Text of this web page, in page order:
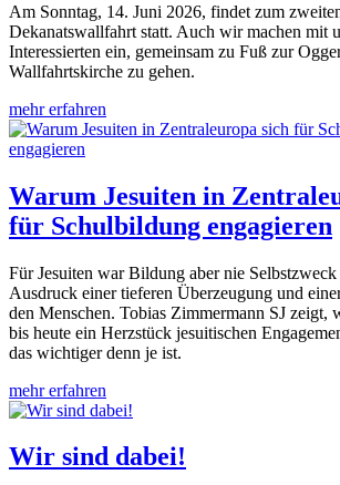
Am Sonntag, 14. Juni 2026, findet zum
Dekanatswallfahrt statt. Auch wir machen mit
Interessierten ein, gemeinsam zu Fuß zur
Wallfahrtskirche zu gehen.
mehr erfahren
Warum Jesuiten in
für Schulbildung engagieren
Für Jesuiten war Bildung aber nie
Ausdruck einer tieferen Überzeugung und
den Menschen. Tobias Zimmermann SJ zeigt,
bis heute ein Herzstück jesuitischen
das wichtiger denn je ist.
mehr erfahren
Wir sind dabei!